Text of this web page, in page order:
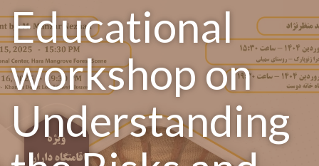
Educational
workshop on
Understanding